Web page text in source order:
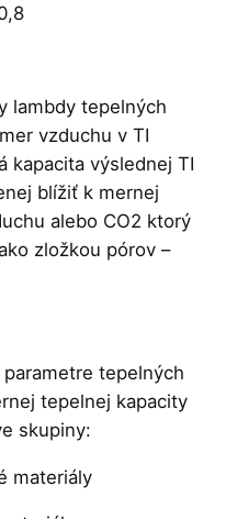
lambdy tepelných
vzduchu v TI
kapacita výslednej TI
blížiť k mernej
alebo CO2 ktorý
zložkou pórov –
tepelných
tepelnej kapacity
skupiny:
materiály